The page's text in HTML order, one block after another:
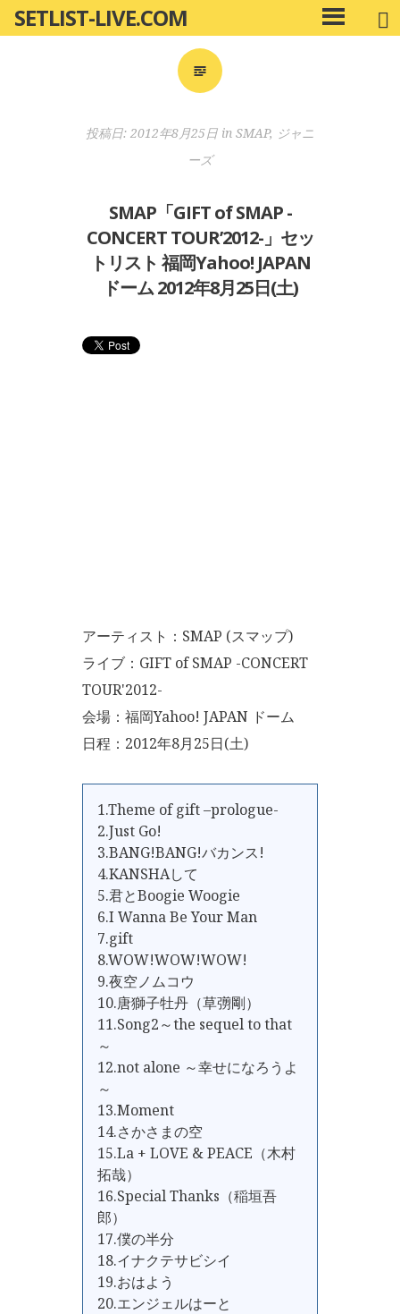
ン
SETLIST-LIVE.COM
メ
イ
投稿日: 2012年8月25日 in SMAP, ジャニ
ーズ
SMAP「GIFT of SMAP -
CONCERT TOUR’2012-」セッ
トリスト 福岡Yahoo! JAPAN
ドーム 2012年8月25日(土)
アーティスト：SMAP (スマップ)
ライブ：GIFT of SMAP -CONCERT
TOUR'2012-
会場：福岡Yahoo! JAPAN ドーム
日程：2012年8月25日(土)
1.Theme of gift –prologue-
2.Just Go!
3.BANG!BANG!バカンス!
4.KANSHAして
5.君とBoogie Woogie
6.I Wanna Be Your Man
7.gift
8.WOW!WOW!WOW!
9.夜空ノムコウ
10.唐獅子牡丹（草彅剛）
11.Song2～the sequel to that
～
12.not alone ～幸せになろうよ
～
13.Moment
14.さかさまの空
15.La + LOVE & PEACE（木村
拓哉）
16.Special Thanks（稲垣吾
郎）
17.僕の半分
18.イナクテサビシイ
19.おはよう
20.エンジェルはーと